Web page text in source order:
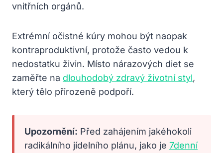
vnitřních orgánů.
Extrémní očistné kúry mohou být naopak
kontraproduktivní, protože často vedou k
nedostatku živin. Místo nárazových diet se
zaměřte na dlouhodobý zdravý životní styl,
který tělo přirozeně podpoří.
Upozornění: Před zahájením jakéhokoli
radikálního jídelního plánu, jako je 7denní